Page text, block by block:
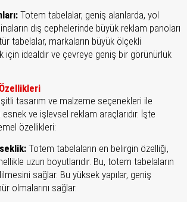
Totem tabelalar, geniş alanlarda, yol
dış cephelerinde büyük reklam panoları
tabelalar, markaların büyük ölçekli
için idealdir ve çevreye geniş bir görünürlük
tasarım ve malzeme seçenekleri ile
ve işlevsel reklam araçlarıdır. İşte
özellikleri:
Totem tabelaların en belirgin özelliği,
uzun boyutlarıdır. Bu, totem tabelaların
sağlar. Bu yüksek yapılar, geniş
olmalarını sağlar.